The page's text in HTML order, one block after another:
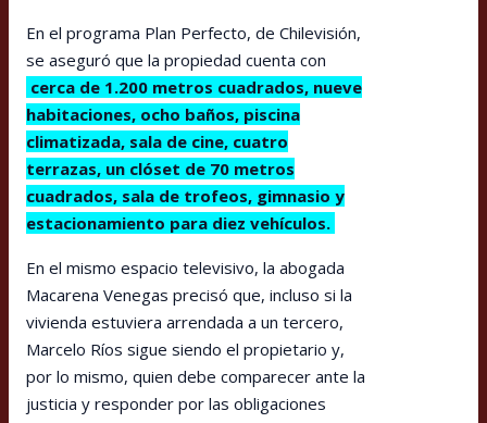
En el programa Plan Perfecto, de Chilevisión,
se aseguró que la propiedad cuenta con
cerca de 1.200 metros cuadrados, nueve
habitaciones, ocho baños, piscina
climatizada, sala de cine, cuatro
terrazas, un clóset de 70 metros
cuadrados, sala de trofeos, gimnasio y
estacionamiento para diez vehículos.
En el mismo espacio televisivo, la abogada
Macarena Venegas precisó que, incluso si la
vivienda estuviera arrendada a un tercero,
Marcelo Ríos sigue siendo el propietario y,
por lo mismo, quien debe comparecer ante la
justicia y responder por las obligaciones